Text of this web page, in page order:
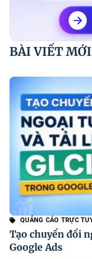
BÀI VIẾT
QUẢNG CÁO TRỰC
Tạo chuyển đổi
Google Ads